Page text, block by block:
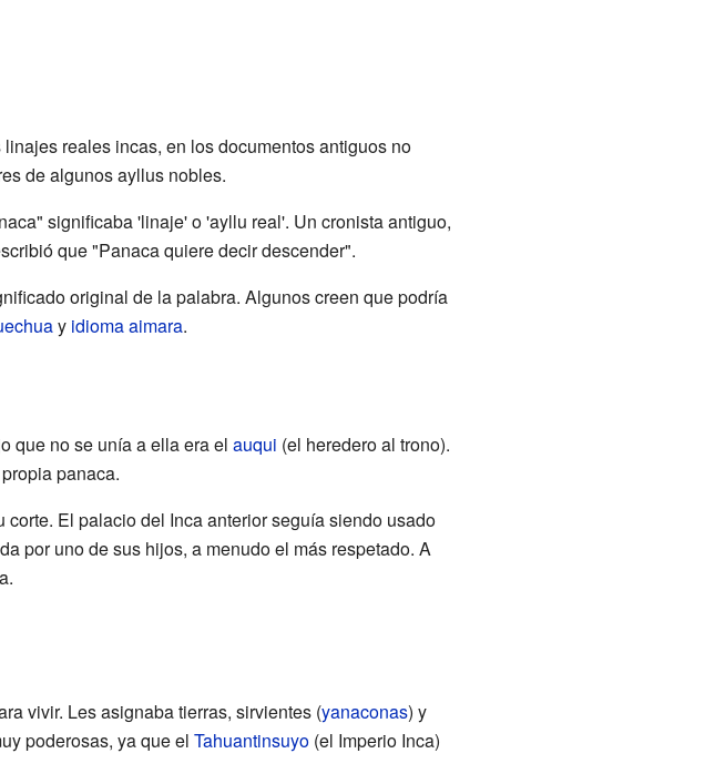
reales incas, en los documentos antiguos no
de algunos ayllus nobles.
significaba 'linaje' o 'ayllu real'. Un cronista antiguo,
que "Panaca quiere decir descender".
original de la palabra. Algunos creen que podría
y idioma aimara.
que no se unía a ella era el auqui (el heredero al trono).
panaca.
El palacio del Inca anterior seguía siendo usado
por uno de sus hijos, a menudo el más respetado. A
vivir. Les asignaba tierras, sirvientes (yanaconas) y
poderosas, ya que el Tahuantinsuyo(el Imperio Inca)